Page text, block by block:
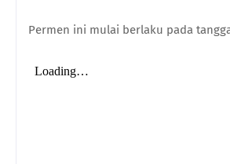
Permen ini mulai berlaku pada